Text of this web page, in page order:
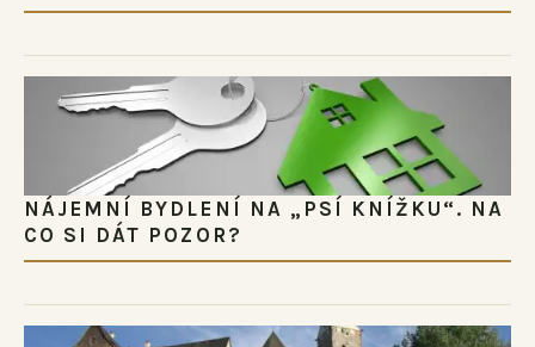
NÁJEMNÍ BYDLENÍ NA „PSÍ KNÍŽKU“. NA
CO SI DÁT POZOR?